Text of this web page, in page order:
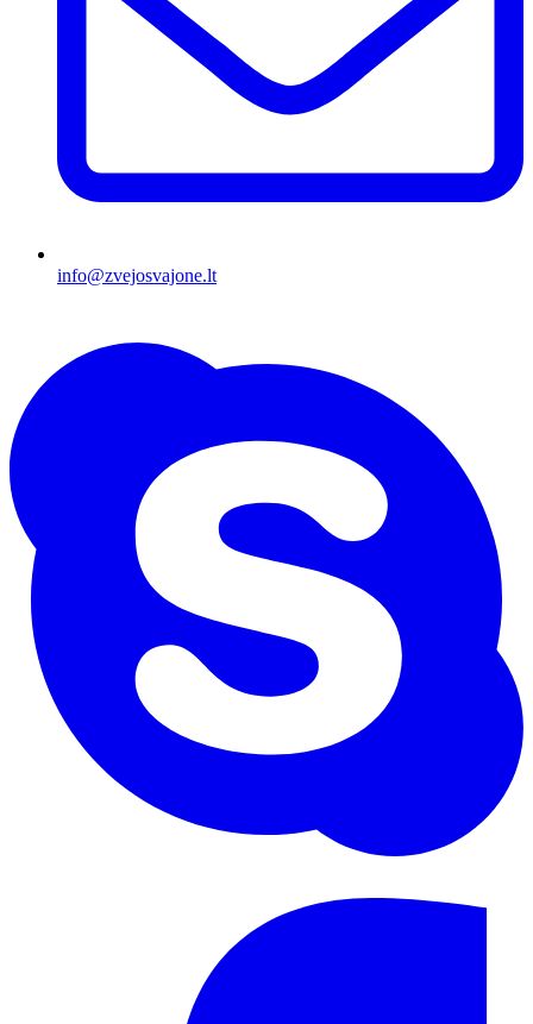
info@zvejosvajone.lt